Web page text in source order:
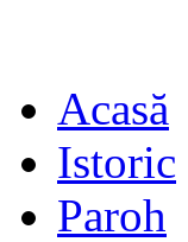
Acasă
Istoric
Paroh